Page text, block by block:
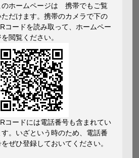
のホームページは 携帯でもご覧
ただけます。携帯のカメラで下の
コードを読み取って、ホームペー
を閲覧ください。
コードには電話番号も含まれてい
す。いざという時のため、電話番
ぜひ登録しておいてください。